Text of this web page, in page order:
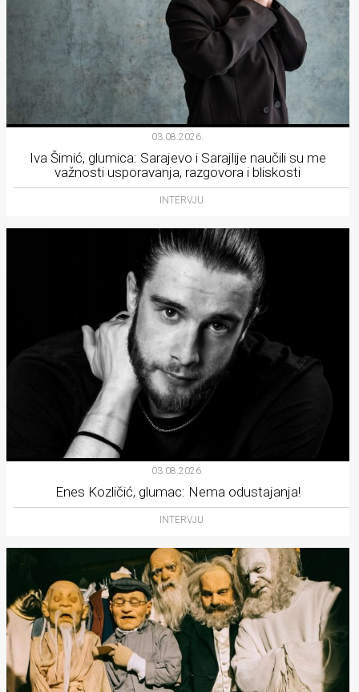
03.08.2026.
Iva Šimić, glumica: Sarajevo i Sarajlije naučili su me
važnosti usporavanja, razgovora i bliskosti
INTERVJU
03.08.2026.
Enes Kozličić, glumac: Nema odustajanja!
INTERVJU